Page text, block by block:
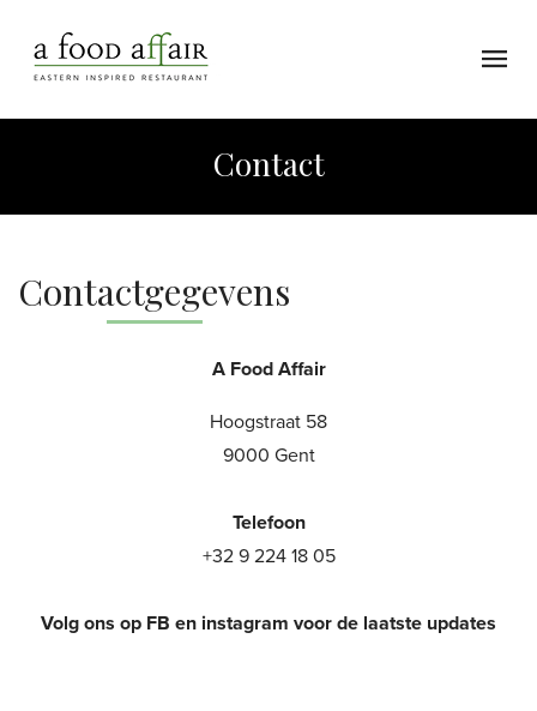
Contact
Contactgegevens
A Food Affair
Hoogstraat 58
9000 Gent
Telefoon
+32 9 224 18 05
Volg ons op FB en instagram voor de laatste updates